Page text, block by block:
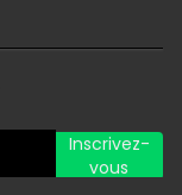
Inscrivez-
vous